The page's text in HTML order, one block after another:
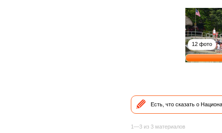
12 фото
Есть, что сказать о
1—3 из 3 материалов